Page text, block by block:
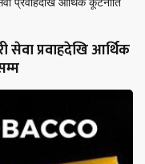
सेवा प्रवाहदेखि आर्थिक